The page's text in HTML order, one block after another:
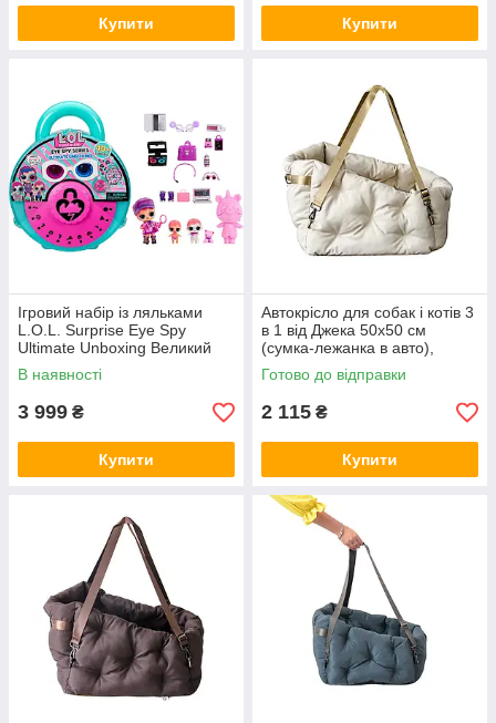
Купити Купити
Ігровий набір із ляльками
L.O.L. Surprise Eye Spy
Ultimate Unboxing Великий
сюрприз із загадками
В наявності
3 999 ₴
Купити
Автокрісло для собак і котів 3
в 1 від Джека 50х50 см
(сумка-лежанка в авто),
бежева
Готово до відправки
2 115 ₴
Купити